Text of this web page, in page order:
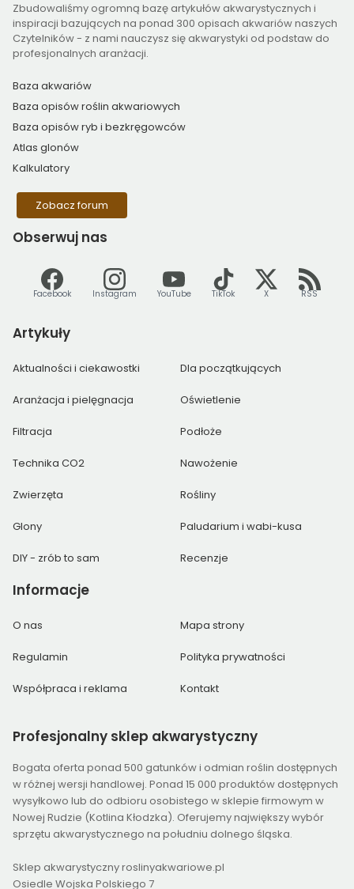
Zbudowaliśmy ogromną bazę artykułów akwarystycznych i
inspiracji bazujących na ponad 300 opisach akwariów naszych
Czytelników - z nami nauczysz się akwarystyki od podstaw do
profesjonalnych aranżacji.
Baza akwariów
Baza opisów roślin akwariowych
Baza opisów ryb i bezkręgowców
Atlas glonów
Kalkulatory
Zobacz forum
Obserwuj nas
Facebook Instagram YouTube TikTok X RSS
Artykuły
Aktualności i ciekawostki Dla początkujących
Aranżacja i pielęgnacja Oświetlenie
Filtracja Podłoże
Technika CO2 Nawożenie
Zwierzęta Rośliny
Glony Paludarium i wabi-kusa
DIY - zrób to sam Recenzje
Informacje
O nas Mapa strony
Regulamin Polityka prywatności
Współpraca i reklama Kontakt
Profesjonalny sklep akwarystyczny
Bogata oferta ponad 500 gatunków i odmian roślin dostępnych
w różnej wersji handlowej. Ponad 15 000 produktów dostępnych
wysyłkowo lub do odbioru osobistego w sklepie firmowym w
Nowej Rudzie (Kotlina Kłodzka). Oferujemy największy wybór
sprzętu akwarystycznego na południu dolnego śląska.
Sklep akwarystyczny roslinyakwariowe.pl
Osiedle Wojska Polskiego 7